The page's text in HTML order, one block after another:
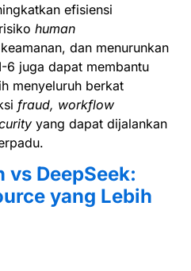
efisiensi
human
dan menurunkan
6 juga dapat membantu
menyeluruh berkat
fraud, workflow
yang dapat dijalankan
vs DeepSeek:
yang Lebih